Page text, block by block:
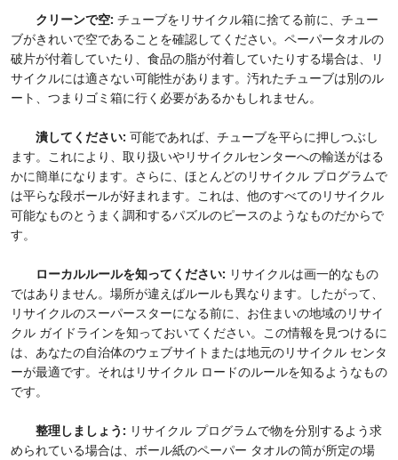
クリーンで空: チューブをリサイクル箱に捨てる前に、チュー
ブがきれいで空であることを確認してください。ペーパータオルの
破片が付着していたり​​、食品の脂が付着していたり​​する場合は、リ
サイクルには適さない可能性があります。汚れたチューブは別のル
ート、つまりゴミ箱に行く必要があるかもしれません。
潰してください: 可能であれば、チューブを平らに押しつぶし
ます。これにより、取り扱いやリサイクルセンターへの輸送がはる
かに簡単になります。さらに、ほとんどのリサイクル プログラムで
は平らな段ボールが好まれます。これは、他のすべてのリサイクル
可能なものとうまく調和するパズルのピースのようなものだからで
す。
ローカルルールを知ってください: リサイクルは画一的なもの
ではありません。場所が違えばルールも異なります。したがって、
リサイクルのスーパースターになる前に、お住まいの地域のリサイ
クル ガイドラインを知っておいてください。この情報を見つけるに
は、あなたの自治体のウェブサイトまたは地元のリサイクル センタ
ーが最適です。それはリサイクル ロードのルールを知るようなもの
です。
整理しましょう: リサイクル プログラムで物を分別するよう求
められている場合は、ボール紙のペーパー タオルの筒が所定の場